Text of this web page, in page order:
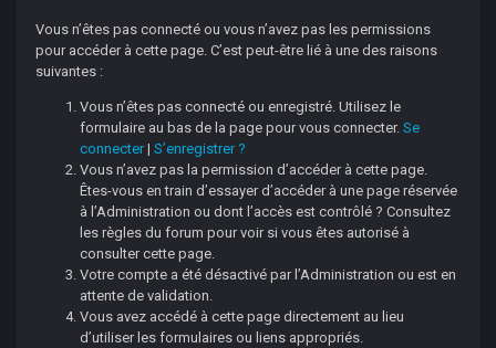
Vous n’êtes pas connecté ou vous n’avez pas les permissions
pour accéder à cette page. C’est peut-être lié à une des raisons
suivantes :
Vous n’êtes pas connecté ou enregistré. Utilisez le
formulaire au bas de la page pour vous connecter.Se
connecter|S’enregistrer ?
Vous n’avez pas la permission d’accéder à cette page.
Êtes-vous en train d’essayer d’accéder à une page réservée
à l’Administration ou dont l’accès est contrôlé ? Consultez
les règles du forum pour voir si vous êtes autorisé à
consulter cette page.
Votre compte a été désactivé par l’Administration ou est en
attente de validation.
Vous avez accédé à cette page directement au lieu
d’utiliser les formulaires ou liens appropriés.